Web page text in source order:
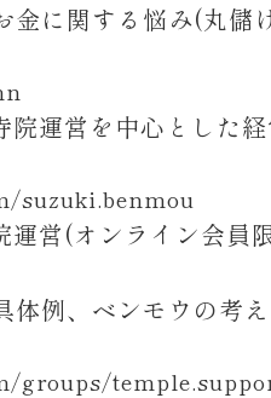
に関する悩み(丸儲
運営を中心とした経
suzuki.benmou
営(オンライン会員
体例、ベンモウの考え
groups/